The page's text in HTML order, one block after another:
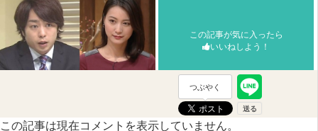
この記事が気に入ったら
いいねしよう！
つぶやく
この記事は現在コメントを表示していません。